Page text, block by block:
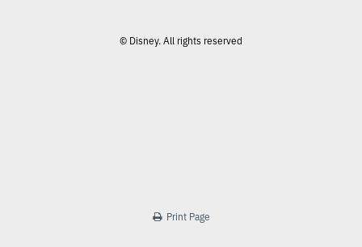
© Disney. All rights reserved
Print Page